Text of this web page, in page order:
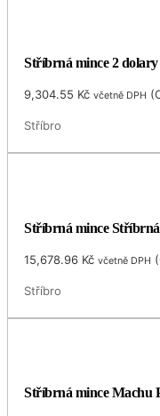
Stříbrná mince 2
9,304.55 Kč včetně DPH (
Stříbro
Stříbrná mince Stříbrná
15,678.96 Kč včetně DPH (
Stříbro
Stříbrná mince Machu